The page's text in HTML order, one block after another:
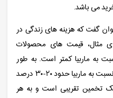
می باشد.
گفت که هزینه های زندگی در
مثال، قیمت های محصولات
به ماربیا کمتر است. به طور
کلی، هزینه های زندگی در آنتالیا نسبت به ماربیا حدود ۲۰-۳۰ درصد
تخمین تقریبی است و به هر